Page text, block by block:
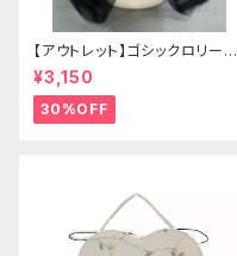
【アウトレット】ゴシックロリータ
ゴールドクラウン＆ホーン(ヴェ
ール付き)
¥3,150
30%OFF